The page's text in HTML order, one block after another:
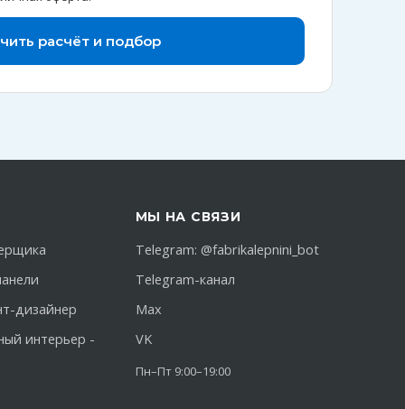
расчёт и подбор
дизайнер
интерьер -
МЫ НА СВЯЗИ
Telegram: @fabrikalepnini_bot
Telegram-канал
Max
VK
Пн–Пт 9:00–19:00